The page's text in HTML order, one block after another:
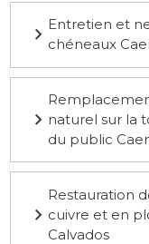
Entretien et
chéneaux
naturel sur la
du public
Restauration
cuivre et en
Calvados